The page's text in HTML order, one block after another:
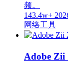
频。
143.4w+
网络工具
Adobe Zii